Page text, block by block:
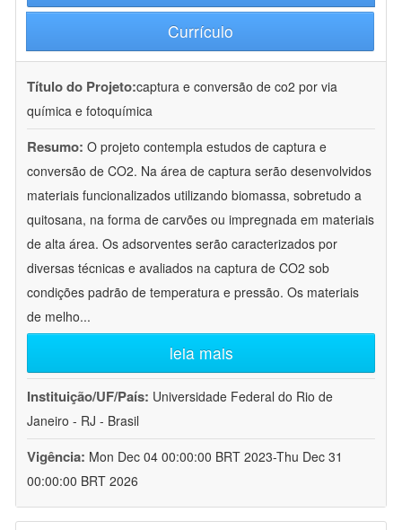
Currículo
Título do Projeto:captura e conversão de co2 por via
química e fotoquímica
Resumo: O projeto contempla estudos de captura e
conversão de CO2. Na área de captura serão desenvolvidos
materiais funcionalizados utilizando biomassa, sobretudo a
quitosana, na forma de carvões ou impregnada em materiais
de alta área. Os adsorventes serão caracterizados por
diversas técnicas e avaliados na captura de CO2 sob
condições padrão de temperatura e pressão. Os materiais
de melho...
leia mais
Instituição/UF/País: Universidade Federal do Rio de
Janeiro - RJ - Brasil
Vigência: Mon Dec 04 00:00:00 BRT 2023-Thu Dec 31
00:00:00 BRT 2026